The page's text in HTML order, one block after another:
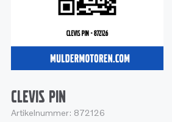
Onderdelen
Motoren
Onderdelen
Service
Motoren
Service en onderhoud
CLEVIS PIN
Artikelnummer: 872126